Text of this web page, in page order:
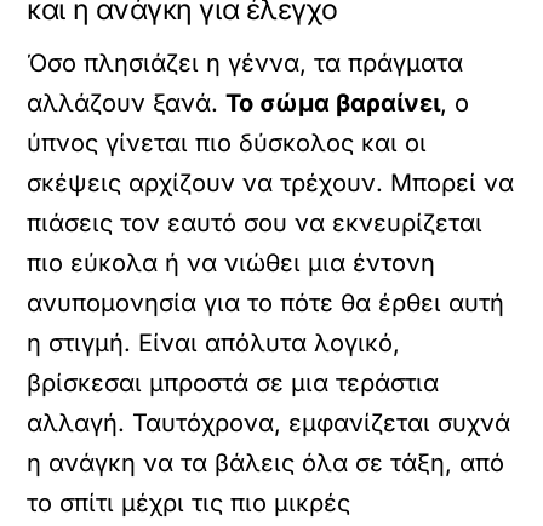
και η ανάγκη για έλεγχο
Όσο πλησιάζει η γέννα, τα πράγματα
αλλάζουν ξανά.Το σώμα βαραίνει, ο
ύπνος γίνεται πιο δύσκολος και οι
σκέψεις αρχίζουν να τρέχουν. Μπορεί να
πιάσεις τον εαυτό σου να εκνευρίζεται
πιο εύκολα ή να νιώθει μια έντονη
ανυπομονησία για το πότε θα έρθει αυτή
η στιγμή. Είναι απόλυτα λογικό,
βρίσκεσαι μπροστά σε μια τεράστια
αλλαγή. Ταυτόχρονα, εμφανίζεται συχνά
η ανάγκη να τα βάλεις όλα σε τάξη, από
το σπίτι μέχρι τις πιο μικρές